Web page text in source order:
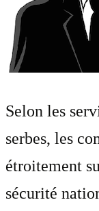
Selon les
serbes, les
étroitement
sécurité